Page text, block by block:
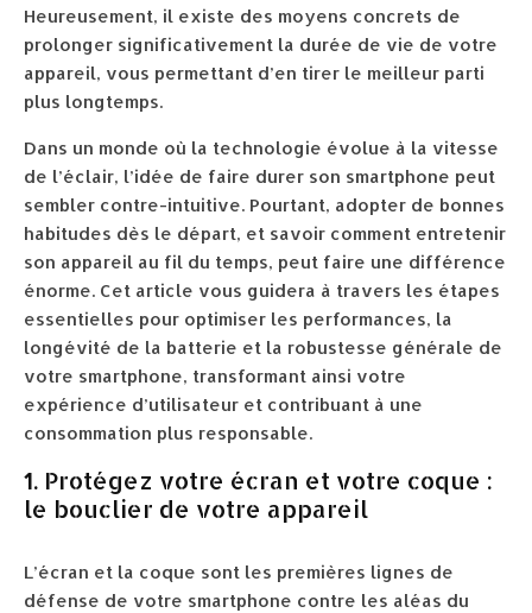
Heureusement, il existe des moyens concrets de
prolonger significativement la durée de vie de votre
appareil, vous permettant d’en tirer le meilleur parti
plus longtemps.
Dans un monde où la technologie évolue à la vitesse
de l’éclair, l’idée de faire durer son smartphone peut
sembler contre-intuitive. Pourtant, adopter de bonnes
habitudes dès le départ, et savoir comment entretenir
son appareil au fil du temps, peut faire une différence
énorme. Cet article vous guidera à travers les étapes
essentielles pour optimiser les performances, la
longévité de la batterie et la robustesse générale de
votre smartphone, transformant ainsi votre
expérience d’utilisateur et contribuant à une
consommation plus responsable.
1. Protégez votre écran et votre coque :
le bouclier de votre appareil
L’écran et la coque sont les premières lignes de
défense de votre smartphone contre les aléas du